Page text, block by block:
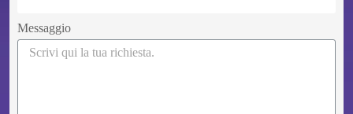
Messaggio